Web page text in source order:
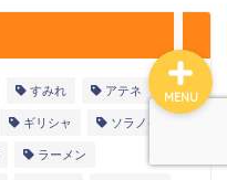
すみれ アテネ
ギリシャ ソラノイロ
ラーメン
MENU